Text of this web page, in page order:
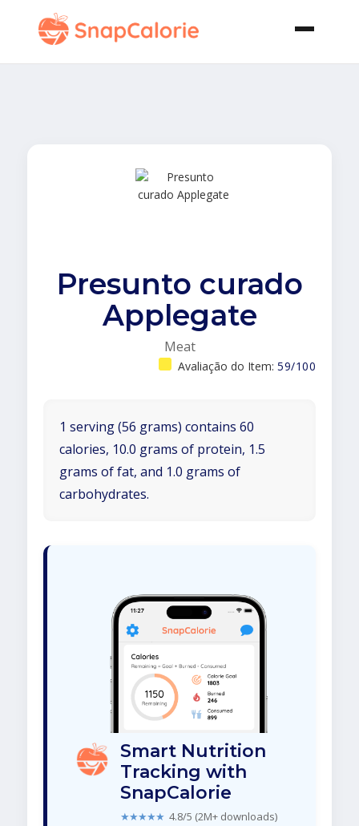
Presunto curado
Applegate
Meat
Avaliação do Item: 59/100
1 serving (56 grams) contains 60
calories, 10.0 grams of protein, 1.5
grams of fat, and 1.0 grams of
carbohydrates.
Smart Nutrition
Tracking with
SnapCalorie
★★★★★ 4.8/5 (2M+ downloads)